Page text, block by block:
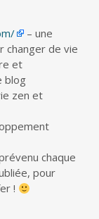
– une
changer de vie
et
blog
zen et
chaque
pour
!